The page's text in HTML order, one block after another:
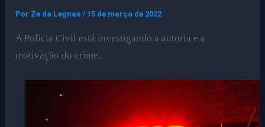
Por Ze da Legnas/ 15 de março de 2022
A Polícia Civil está investigando a autoria e a
motivação do crime.